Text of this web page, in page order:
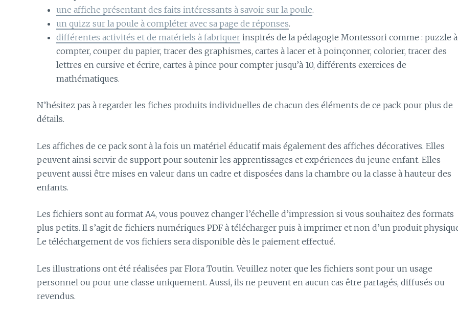
une affiche présentant des faits intéressants à savoir sur la poule.
un quizz sur la poule à compléter avec sa page de réponses.
différentes activités et de matériels à fabriquer inspirés de la pédagogie Montessori comme : puzzle à
compter, couper du papier, tracer des graphismes, cartes à lacer et à poinçonner, colorier, tracer des
lettres en cursive et écrire, cartes à pince pour compter jusqu’à 10, différents exercices de
mathématiques.
N’hésitez pas à regarder les fiches produits individuelles de chacun des éléments de ce pack pour plus de
détails.
Les affiches de ce pack sont à la fois un matériel éducatif mais également des affiches décoratives. Elles
peuvent ainsi servir de support pour soutenir les apprentissages et expériences du jeune enfant. Elles
peuvent aussi être mises en valeur dans un cadre et disposées dans la chambre ou la classe à hauteur des
enfants.
Les fichiers sont au format A4, vous pouvez changer l’échelle d’impression si vous souhaitez des formats
plus petits. Il s’agit de fichiers numériques PDF à télécharger puis à imprimer et non d’un produit
Le téléchargement de vos fichiers sera disponible dès le paiement effectué.
Les illustrations ont été réalisées par Flora Toutin. Veuillez noter que les fichiers sont pour un usage
personnel ou pour une classe uniquement. Aussi, ils ne peuvent en aucun cas être partagés, diffusés ou
revendus.